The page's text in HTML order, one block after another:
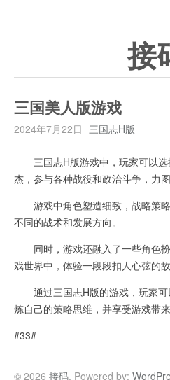
接
三国美人版游戏
2024年7月22日 三国志H版
三国志H版游戏中，玩家可以选
杰，参与各种战役和政治斗争，力图
游戏中角色塑造细致，战略策略
不同的战术和发展方向。
同时，游戏还融入了一些角色
戏世界中，体验一段段扣人心弦的故
通过三国志H版的游戏，玩家可
炼自己的策略思维，并享受游戏带来
#33#
© 2026 接码. Powered by: